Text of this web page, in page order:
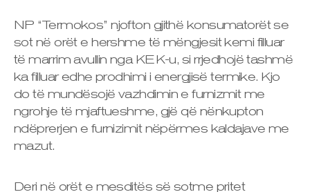
NP “Termokos” njofton gjithë konsumatorët se
sot në orët e hershme të mëngjesit kemi filluar
të marrim avullin nga KEK-u, si rrjedhojë tashmë
ka filluar edhe prodhimi i energjisë termike. Kjo
do të mundësojë vazhdimin e furnizmit me
ngrohje të mjaftueshme, gjë që nënkupton
ndëprerjen e furnizimit nëpërmes kaldajave me
mazut.
Deri në orët e mesditës së sotme pritet